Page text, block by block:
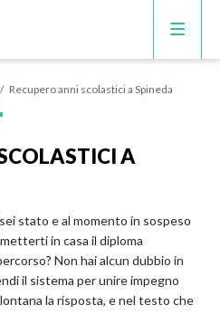
/ Recupero anni scolastici a Spineda
A
stato e al momento in sospeso
in casa il diploma
Non hai alcun dubbio in
il sistema per unire impegno
la risposta, e nel testo che